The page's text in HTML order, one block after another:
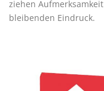
ziehen
bleibenden Eindruck.